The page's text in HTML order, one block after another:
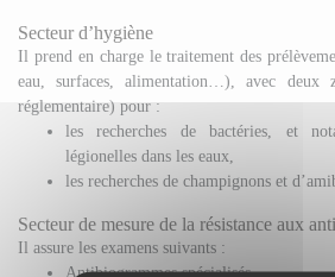
Secteur d’hygiène
Il prend en charge le traitement des
eau, surfaces, alimentation…), avec deux
réglementaire) pour :
les recherches de bactéries, et
légionelles dans les eaux,
les recherches de champignons et
Secteur de mesure de la résistance aux
Il assure les examens suivants :
Antibiogrammes spécialisés,